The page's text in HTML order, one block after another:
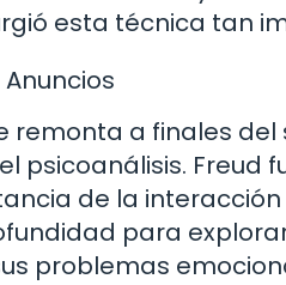
esta técnica tan
Anuncios
a finales del
psicoanálisis. Freud
de la
para
problemas